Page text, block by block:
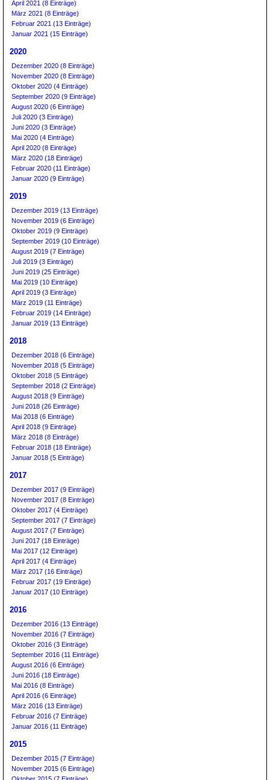
April 2021 (8 Einträge)
März 2021 (8 Einträge)
Februar 2021 (13 Einträge)
Januar 2021 (15 Einträge)
2020
Dezember 2020 (8 Einträge)
November 2020 (8 Einträge)
Oktober 2020 (4 Einträge)
September 2020 (9 Einträge)
August 2020 (6 Einträge)
Juli 2020 (3 Einträge)
Juni 2020 (3 Einträge)
Mai 2020 (4 Einträge)
April 2020 (8 Einträge)
März 2020 (18 Einträge)
Februar 2020 (11 Einträge)
Januar 2020 (9 Einträge)
2019
Dezember 2019 (13 Einträge)
November 2019 (6 Einträge)
Oktober 2019 (9 Einträge)
September 2019 (10 Einträge)
August 2019 (7 Einträge)
Juli 2019 (3 Einträge)
Juni 2019 (25 Einträge)
Mai 2019 (10 Einträge)
April 2019 (3 Einträge)
März 2019 (11 Einträge)
Februar 2019 (14 Einträge)
Januar 2019 (13 Einträge)
2018
Dezember 2018 (6 Einträge)
November 2018 (5 Einträge)
Oktober 2018 (5 Einträge)
September 2018 (2 Einträge)
August 2018 (9 Einträge)
Juni 2018 (26 Einträge)
Mai 2018 (6 Einträge)
April 2018 (9 Einträge)
März 2018 (8 Einträge)
Februar 2018 (18 Einträge)
Januar 2018 (5 Einträge)
2017
Dezember 2017 (9 Einträge)
November 2017 (8 Einträge)
Oktober 2017 (4 Einträge)
September 2017 (7 Einträge)
August 2017 (7 Einträge)
Juni 2017 (18 Einträge)
Mai 2017 (12 Einträge)
April 2017 (4 Einträge)
März 2017 (16 Einträge)
Februar 2017 (19 Einträge)
Januar 2017 (10 Einträge)
2016
Dezember 2016 (13 Einträge)
November 2016 (7 Einträge)
Oktober 2016 (3 Einträge)
September 2016 (11 Einträge)
August 2016 (6 Einträge)
Juni 2016 (18 Einträge)
Mai 2016 (8 Einträge)
April 2016 (6 Einträge)
März 2016 (13 Einträge)
Februar 2016 (7 Einträge)
Januar 2016 (11 Einträge)
2015
Dezember 2015 (7 Einträge)
November 2015 (6 Einträge)